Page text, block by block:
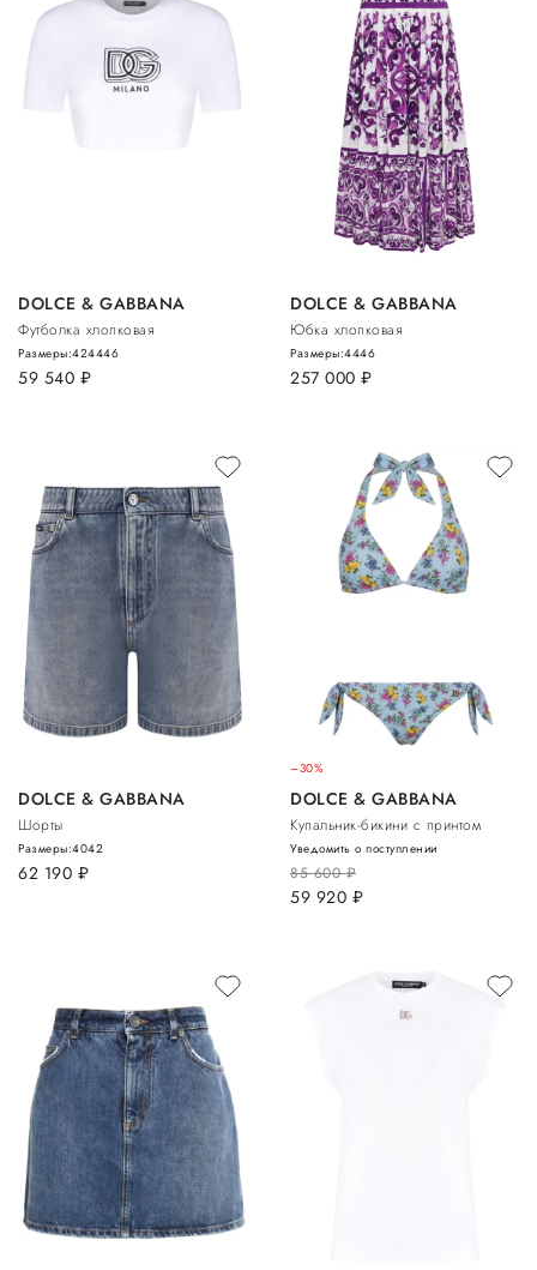
DOLCE & GABBANA
Футболка хлопковая
59 540 руб.
Размеры:424446
DOLCE & GABBANA
Юбка хлопковая
257 000 руб.
Размеры:4446
DOLCE & GABBANA
Шорты
62 190 руб.
Размеры:4042
–30%
DOLCE & GABBANA
Купальник-бикини с принтом
85 600руб.
59 920 руб.
Уведомить о поступлении